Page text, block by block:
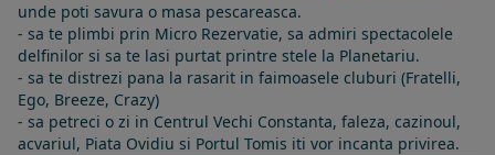
unde poti savura o masa pescareasca.
- sa te plimbi prin Micro Rezervatie, sa admiri spectacolele
delfinilor si sa te lasi purtat printre stele la Planetariu.
- sa te distrezi pana la rasarit in faimoasele cluburi (Fratelli,
Ego, Breeze, Crazy)
- sa petreci o zi in Centrul Vechi Constanta, faleza, cazinoul,
acvariul, Piata Ovidiu si Portul Tomis iti vor incanta privirea.